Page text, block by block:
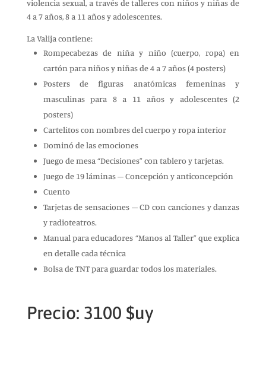
violencia sexual, a través de talleres con niños y niñas de
4 a 7 años, 8 a 11 años y adolescentes.
La Valija contiene:
Rompecabezas de niña y niño (cuerpo, ropa) en
cartón para niños y niñas de 4 a 7 años (4 posters)
Posters de figuras anatómicas femeninas y
masculinas para 8 a 11 años y adolescentes (2
posters)
Cartelitos con nombres del cuerpo y ropa interior
Dominó de las emociones
Juego de mesa “Decisiones” con tablero y tarjetas.
Juego de 19 láminas – Concepción y anticoncepción
Cuento
Tarjetas de sensaciones – CD con canciones y danzas
y radioteatros.
Manual para educadores “Manos al Taller” que explica
en detalle cada técnica
Bolsa de TNT para guardar todos los materiales.
Precio: 3100 $uy